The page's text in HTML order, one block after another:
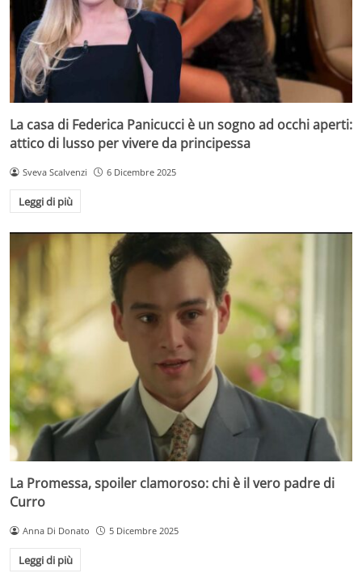
La casa di Federica Panicucci è un sogno ad occhi aperti:
attico di lusso per vivere da principessa
Sveva Scalvenzi 6 Dicembre 2025
Leggi di più
La Promessa, spoiler clamoroso: chi è il vero padre di
Curro
Anna Di Donato 5 Dicembre 2025
Leggi di più